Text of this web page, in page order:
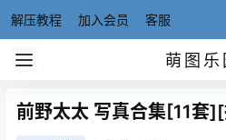
解压教程 加入会员 客服
萌图乐
前野太太 写真合集[11套